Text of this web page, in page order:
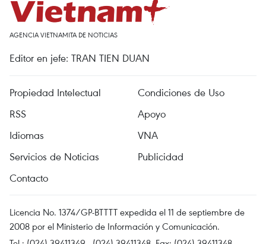
AGENCIA VIETNAMITA DE NOTICIAS
Editor en jefe: TRAN TIEN DUAN
Propiedad Intelectual
Condiciones de Uso
RSS
Apoyo
Idiomas
VNA
Servicios de Noticias
Publicidad
Contacto
Licencia No. 1374/GP-BTTTT expedida el 11 de septiembre de
2008 por el Ministerio de Información y Comunicación.